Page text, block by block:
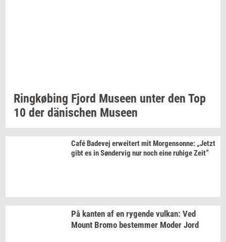
Ring­kø­bing Fjord Mu­se­en unter den Top
10 der dänischen Mu­se­en
CaféBa­de­vej erwei­tertmitMor­gen­son­ne: „Jetzt
gibt es inSøn­der­vig nur noch eineruhi­geZeit“
På kan­ten af en ry­gen­de vulkan: Ved
Mount Bromo be­stem­mer Moder Jord